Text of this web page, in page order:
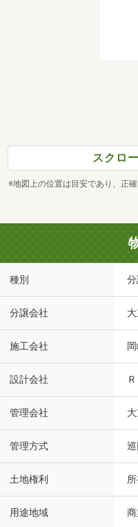
スクロ
※地図上の位置は目安であり、正
種別
分譲会社
施工会社
設計会社
管理会社
管理方式 巡
土地権利
用途地域